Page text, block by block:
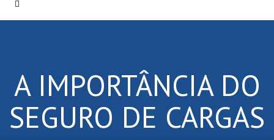
A IMPORTÂNCIA DO
SEGURO DE CARGAS